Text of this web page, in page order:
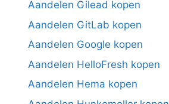
Aandelen Gilead kopen
Aandelen GitLab kopen
Aandelen Google kopen
Aandelen HelloFresh kopen
Aandelen Hema kopen